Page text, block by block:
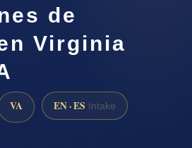
de
Virginia
VA EN · ES Intake